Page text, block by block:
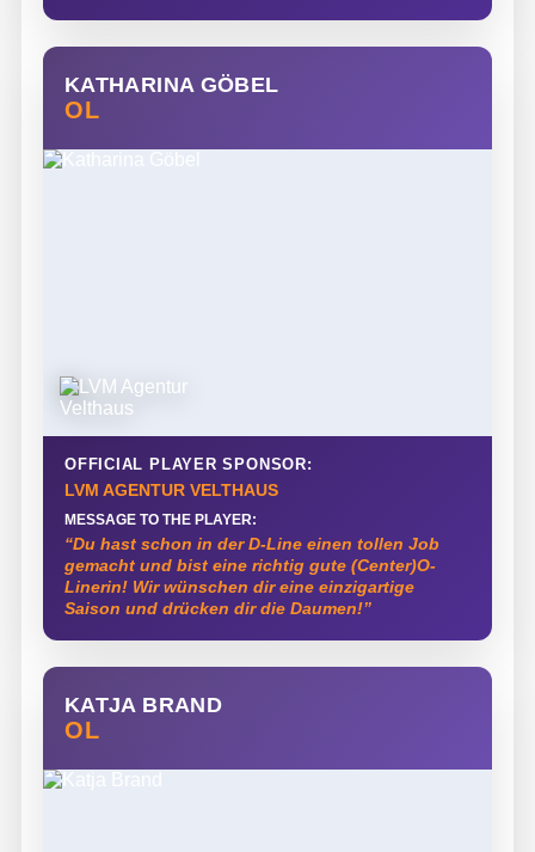
KATHARINA GÖBEL
OL
OFFICIAL PLAYER SPONSOR:
LVM AGENTUR VELTHAUS
MESSAGE TO THE PLAYER:
“Du hast schon in der D-Line einen tollen Job
gemacht und bist eine richtig gute (Center)O-
Linerin! Wir wünschen dir eine einzigartige
Saison und drücken dir die Daumen!”
KATJA BRAND
OL